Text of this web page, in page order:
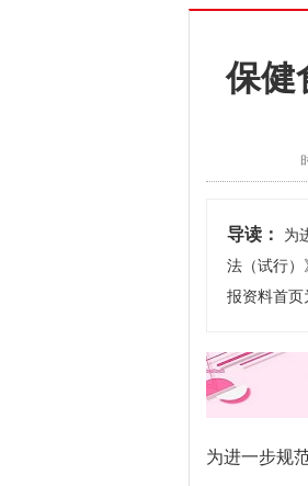
保健
导读：
为
法（试行
报资料首
为进一步规